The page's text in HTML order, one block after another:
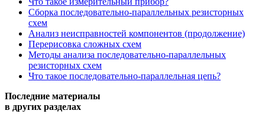
Сборка последовательно-параллельных резисторных
схем
Анализ неисправностей компонентов (продолжение)
Перерисовка сложных схем
Методы анализа последовательно-параллельных
резисторных схем
Что такое последовательно-параллельная цепь?
Последние материалы
в других разделах